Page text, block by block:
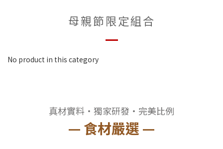
母親節限定組合
No product in this category
真材實料‧獨家研發‧完美比例
— 食材嚴選 —